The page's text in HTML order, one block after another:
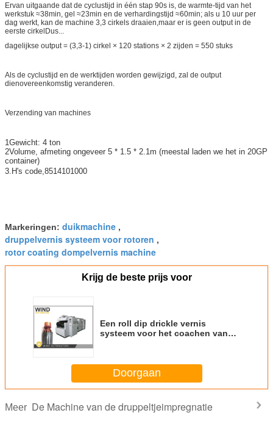
Ervan uitgaande dat de cyclustijd in één stap 90s is, de warmte-tijd van het
werkstuk ≈38min, gel ≈23min en de verhardingstijd ≈60min; als u 10 uur per
dag werkt, kan de machine 3,3 cirkels draaien,maar er is geen output in de
eerste cirkelDus...
dagelijkse output = (3,3-1) cirkel × 120 stations × 2 zijden = 550 stuks
Als de cyclustijd en de werktijden worden gewijzigd, zal de output
dienovereenkomstig veranderen.
Verzending van machines
1Gewicht: 4 ton
2Volume, afmeting ongeveer 5 * 1.5 * 2.1m (meestal laden we het in 20GP
container)
3.H's code, 8514101000
Markeringen: duikmachine ,
druppelvernis systeem voor rotoren ,
rotor coating dompelvernis machine
Krijg de beste prijs voor
Een roll dip drickle vernis
systeem voor het coachen van
Doorgaan
Meer De Machine van de druppeltjeimpregnatie